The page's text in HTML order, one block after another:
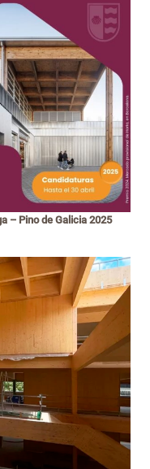
– Pino de Galicia 2025